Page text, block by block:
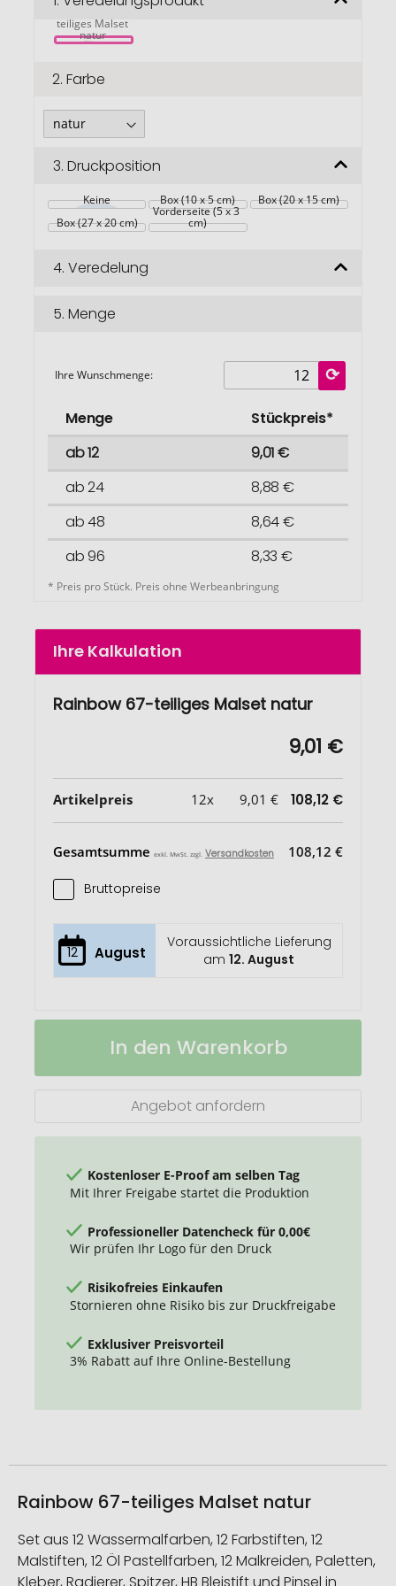
springenteiliges Malset
natur
2. Farbe
3. Druckposition
Keine Box (10 x 5 cm)
Box (20 x 15 cm)
Box (27 x 20 cm)
Vorderseite (5 x 3
cm)
4. Veredelung
5. Menge
Ihre Wunschmenge:
Menge
Stückpreis*
ab 12
9,01 €
ab 24
8,88 €
ab 48
8,64 €
ab 96
8,33 €
* Preis pro Stück. Preis ohne Werbeanbringung
Ihre Kalkulation
Rainbow 67-teiliges Malset natur
9,01 €
Artikelpreis 12x 9,01 € 108,12 €
Gesamtsumme exkl. MwSt. zzgl. Versandkosten 108,12 €
Bruttopreise
12 August
Voraussichtliche Lieferung
am12. August
Malset
In den Warenkorb
Angebot anfordern
Kostenloser E-Proof am selben Tag
Mit Ihrer Freigabe startet die Produktion
Professioneller Datencheck für 0,00€
Wir prüfen Ihr Logo für den Druck
Risikofreies Einkaufen
Stornieren ohne Risiko bis zur Druckfreigabe
Exklusiver Preisvorteil
3% Rabatt auf Ihre Online-Bestellung
Rainbow 67-teiliges Malset natur
Set aus 12 Wassermalfarben, 12 Farbstiften, 12
Malstiften, 12 Öl Pastellfarben, 12 Malkreiden, Paletten,
Kleber, Radierer, Spitzer, HB Bleistift und Pinsel in